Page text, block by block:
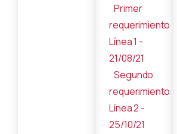
Primer
requerimiento
Línea 1 -
21/08/21
Segundo
requerimiento
Línea 2 -
25/10/21